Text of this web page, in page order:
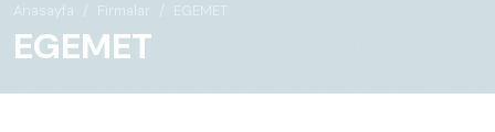
Anasayfa Firmalar EGEMET
EGEMET